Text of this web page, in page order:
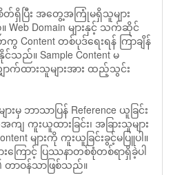
တ်ရှိပြီး အတွေ့အကြုံမရှိသူများ
Domain များနှင့် သက်ဆိုင်
Content တစ်ပုဒ်ရေးရန် ကြာချိန်
ည်။ Sample Content မ
ထားသူများအား ထည့်သွင်း
ားမှ ဘာသာပြန် Reference ယူခြင်း
ကူးယူထားခြင်း၊ အခြားသူများ
များကို ကူးယူခြင်းခွင့်မပြူပါ။
းကြောင့် ပြဿနာတစ်စုံတစ်ရာရှိခဲ့ပါ
တာဝန်သာဖြစ်သည်။